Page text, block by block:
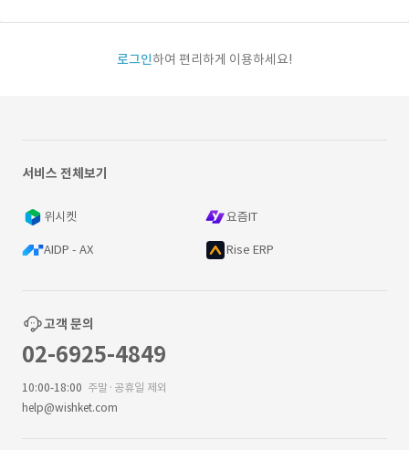
로그인하여 편리하게 이용하세요!
서비스 전체보기
위시켓 요즘IT
AIDP - AX Rise ERP
고객 문의
02-6925-4849
10:00-18:00 주말·공휴일 제외
help@wishket.com